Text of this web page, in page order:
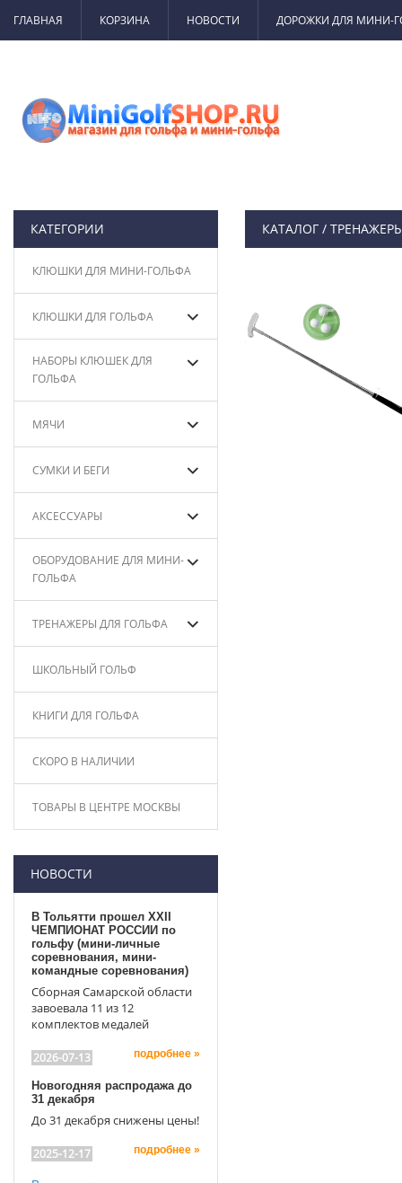
ГЛАВНАЯ КОРЗИНА НОВОСТИ ДОРОЖКИ ДЛЯ МИНИ-
КАТЕГОРИИ
КЛЮШКИ ДЛЯ МИНИ-ГОЛЬФА
КЛЮШКИ ДЛЯ ГОЛЬФА
НАБОРЫ КЛЮШЕК ДЛЯ
ГОЛЬФА
МЯЧИ
СУМКИ И БЕГИ
АКСЕССУАРЫ
ОБОРУДОВАНИЕ ДЛЯ МИНИ-
ГОЛЬФА
ТРЕНАЖЕРЫ ДЛЯ ГОЛЬФА
ШКОЛЬНЫЙ ГОЛЬФ
КНИГИ ДЛЯ ГОЛЬФА
СКОРО В НАЛИЧИИ
ТОВАРЫ В ЦЕНТРЕ МОСКВЫ
НОВОСТИ
В Тольятти прошел XXII
ЧЕМПИОНАТ РОССИИ по
гольфу (мини-личные
соревнования, мини-
командные соревнования)
Сборная Самарской области
завоевала 11 из 12
комплектов медалей
2026-07-13 подробнее »
Новогодняя распродажа до
31 декабря
До 31 декабря снижены цены!
2025-12-17 подробнее »
КАТАЛОГ/